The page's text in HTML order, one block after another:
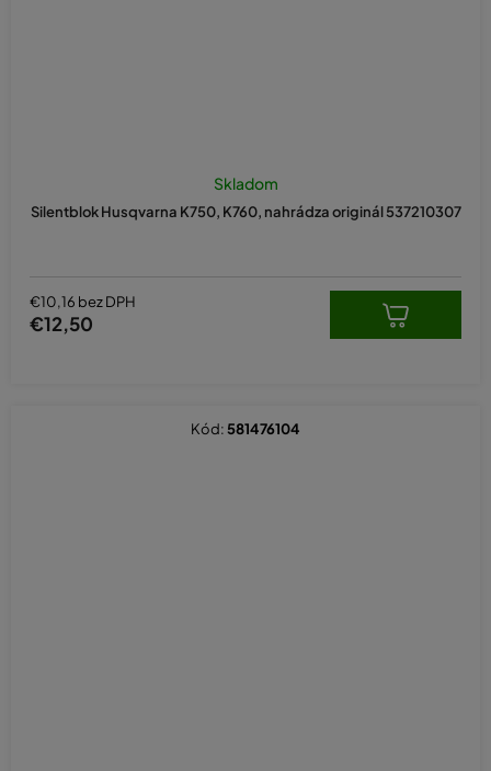
Silentblok Husqvarna K750, K760, nahrádza originál 537210307
Skladom
€10,16 bez DPH
€12,50
Kód: 581476104